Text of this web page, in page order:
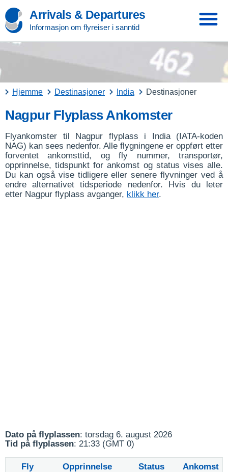
Arrivals & Departures
Informasjon om flyreiser i sanntid
Hjemme Destinasjoner India Destinasjoner
Nagpur Flyplass Ankomster
Flyankomster til Nagpur flyplass i India (IATA-koden
NAG) kan sees nedenfor. Alle flygningene er oppført etter
forventet ankomsttid, og fly nummer, transportør,
opprinnelse, tidspunkt for ankomst og status vises alle.
Du kan også vise tidligere eller senere flyvninger ved å
endre alternativet tidsperiode nedenfor. Hvis du leter
etter Nagpur flyplass avganger, klikk her.
Dato på flyplassen: torsdag 6. august 2026
Tid på flyplassen: 21:33 (GMT 0)
Fly Opprinnelse Status Ankomst